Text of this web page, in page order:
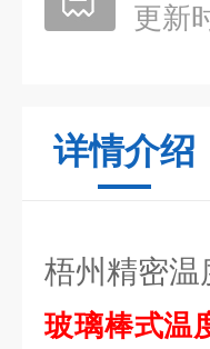
更新
详情介绍
梧州精密
玻璃棒式温